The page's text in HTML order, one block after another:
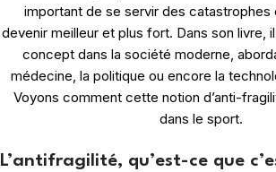
important de se servir des catastrophes
devenir meilleur et plus fort. Dans son livre,
concept dans la société moderne,
médecine, la politique ou encore la
Voyons comment cette notion d’anti-
dans le sport.
L’antifragilité, qu’est-ce que